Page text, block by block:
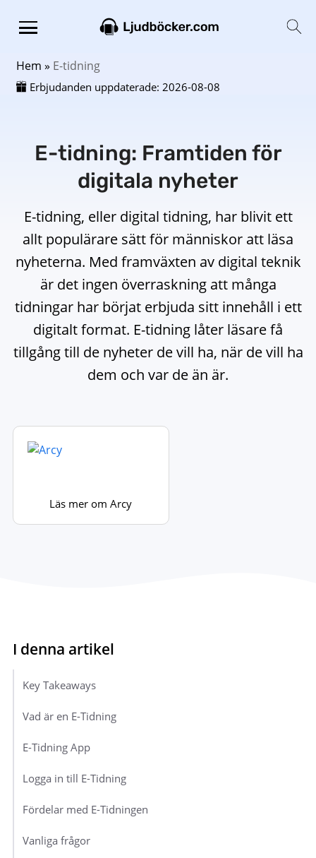
Hem » E-tidning
Erbjudanden uppdaterade: 2026-08-08
E-tidning: Framtiden för
digitala nyheter
E-tidning, eller digital tidning, har blivit ett
allt populärare sätt för människor att läsa
nyheterna. Med framväxten av digital teknik
är det ingen överraskning att många
tidningar har börjat erbjuda sitt innehåll i ett
digitalt format. E-tidning låter läsare få
tillgång till de nyheter de vill ha, när de vill ha
dem och var de än är.
Läs mer om Arcy
Key Takeaways
Vad är en E-Tidning
E-Tidning App
Logga in till E-Tidning
Fördelar med E-Tidningen
Vanliga frågor